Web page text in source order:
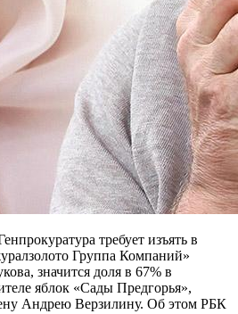
требует изъять в
Группа Компаний»
значится доля в 67% в
яблок «Сады Предгорья»,
Андрею Верзилину. Об этом РБК